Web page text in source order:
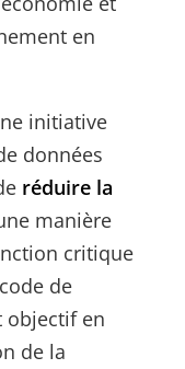
en
initiative
données
réduire la
manière
critique
de
objectif en
de la